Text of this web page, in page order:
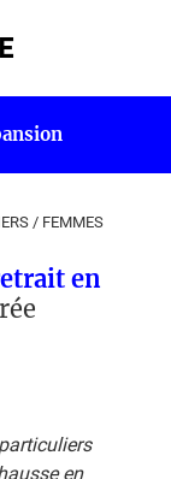
/ FEMMES
en
en